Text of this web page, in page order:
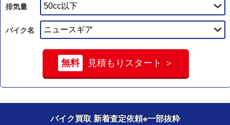
排気量
バイク名
無料 見積もりスタート ＞
バイク買取 新着査定依頼※一部抜粋